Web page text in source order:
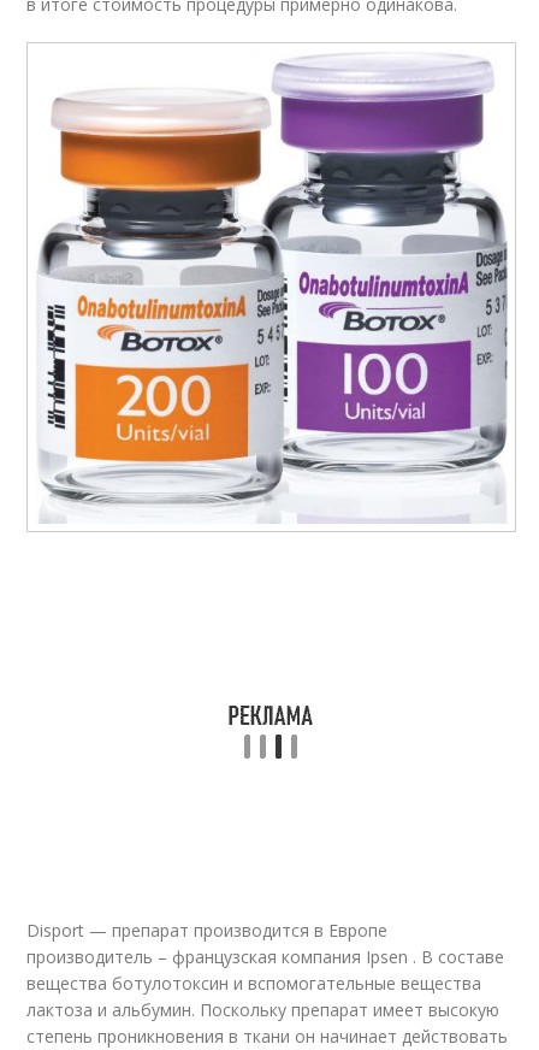
Disport — препарат производится в Европе
производитель – французская компания Ipsen . В составе
вещества ботулотоксин и вспомогательные вещества
лактоза и альбумин. Поскольку препарат имеет высокую
степень проникновения в ткани он начинает действовать